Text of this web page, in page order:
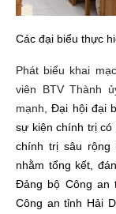
Các đại biểu thực
Phát biểu khai
viên BTV Thành
mạnh,Đại hội đại
sự kiện chính trị
chính trị sâu rộng
nhằm tổng kết,
Đảng bộ Công an
Công an tỉnh Hải